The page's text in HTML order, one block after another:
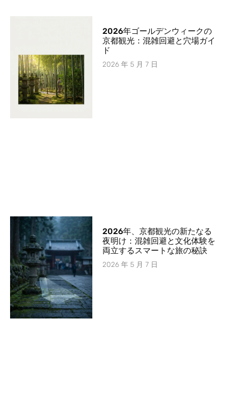
2026年ゴールデンウィークの
京都観光：混雑回避と穴場ガイ
ド
2026 年 5 月 7 日
2026年、京都観光の新たなる
夜明け：混雑回避と文化体験を
両立するスマートな旅の秘訣
2026 年 5 月 7 日